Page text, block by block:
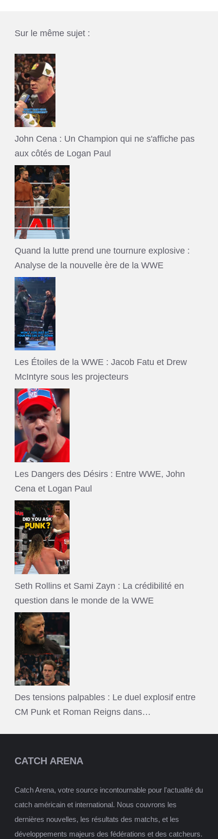
Sur le même sujet :
John Cena : Un Champion qui ne s'affiche pas
aux côtés de Logan Paul
Quand la lutte prend une tournure explosive :
Analyse de la nouvelle ère de la WWE
Les Étoiles de la WWE : Jacob Fatu et Drew
McIntyre sous les projecteurs
Les Dangers des Désirs : Entre WWE, John
Cena et Logan Paul
Seth Rollins et Sami Zayn : La crédibilité en
question dans le monde de la WWE
Des tensions palpables : Le duel explosif entre
CM Punk et Roman Reigns dans…
CATCH ARENA
Catch Arena, votre source incontournable pour l'actualité du
catch américain et international. Nous couvrons les
dernières nouvelles, les résultats des matchs, et les
développements majeurs des fédérations et des catcheurs.